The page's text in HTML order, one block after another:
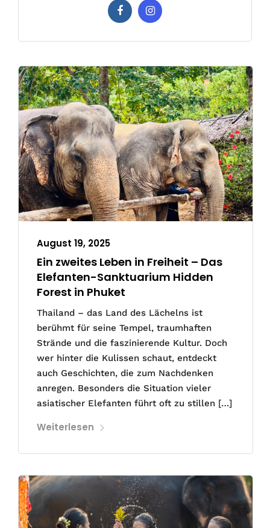
August 19, 2025
Ein zweites Leben in Freiheit – Das
Elefanten-Sanktuarium Hidden
Forest in Phuket
Thailand – das Land des Lächelns ist
berühmt für seine Tempel, traumhaften
Strände und die faszinierende Kultur. Doch
wer hinter die Kulissen schaut, entdeckt
auch Geschichten, die zum Nachdenken
anregen. Besonders die Situation vieler
asiatischer Elefanten führt oft zu stillen […]
Weiterlesen